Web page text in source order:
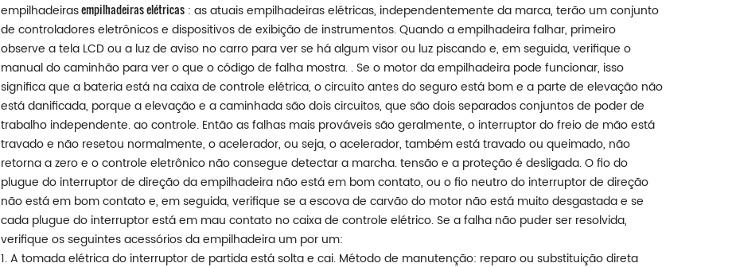
empilhadeirasempilhadeiras elétricas: as atuais empilhadeiras elétricas, independentemente da marca, terão um conjunto
de controladores eletrônicos e dispositivos de exibição de instrumentos. Quando a empilhadeira falhar, primeiro
observe a tela LCD ou a luz de aviso no carro para ver se há algum visor ou luz piscando e, em seguida, verifique o
manual do caminhão para ver o que o código de falha mostra. . Se o motor da empilhadeira pode funcionar, isso
significa que a bateria está na caixa de controle elétrica, o circuito antes do seguro está bom e a parte de elevação não
está danificada, porque a elevação e a caminhada são dois circuitos, que são dois separados conjuntos de poder de
trabalho independente. ao controle. Então as falhas mais prováveis ​​são geralmente, o interruptor do freio de mão está
travado e não resetou normalmente, o acelerador, ou seja, o acelerador, também está travado ou queimado, não
retorna a zero e o controle eletrônico não consegue detectar a marcha. tensão e a proteção é desligada. O fio do
plugue do interruptor de direção da empilhadeira não está em bom contato, ou o fio neutro do interruptor de direção
não está em bom contato e, em seguida, verifique se a escova de carvão do motor não está muito desgastada e se
cada plugue do interruptor está em mau contato no caixa de controle elétrico. Se a falha não puder ser resolvida,
verifique os seguintes acessórios da empilhadeira um por um:
1. A tomada elétrica do interruptor de partida está solta e cai. Método de manutenção: reparo ou substituição direta